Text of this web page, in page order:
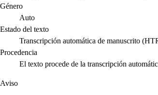
Género
Auto
Estado del texto
Transcripción automática de manuscrito
Procedencia
El texto procede de la transcripción
Aviso